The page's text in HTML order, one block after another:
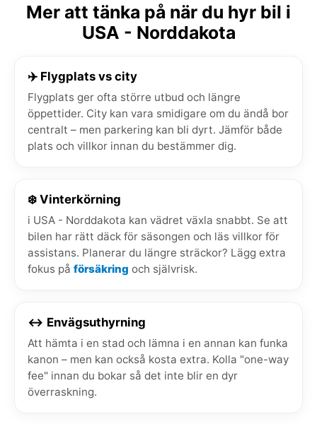
Mer att tänka på när du hyr bil i
USA - Norddakota
✈️ Flygplats vs city
Flygplats ger ofta större utbud och längre
öppettider. City kan vara smidigare om du ändå bor
centralt – men parkering kan bli dyrt. Jämför både
plats och villkor innan du bestämmer dig.
❄️ Vinterkörning
i USA - Norddakota kan vädret växla snabbt. Se att
bilen har rätt däck för säsongen och läs villkor för
assistans. Planerar du längre sträckor? Lägg extra
fokus på försäkring och självrisk.
↔️ Envägsuthyrning
Att hämta i en stad och lämna i en annan kan funka
kanon – men kan också kosta extra. Kolla "one-way
fee" innan du bokar så det inte blir en dyr
överraskning.